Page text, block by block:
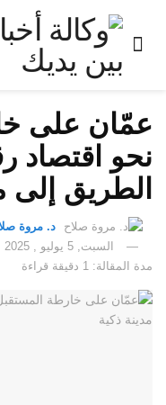
عمّان على
نحو اقتصاد
الطريق إلى
د. مروة
السبت, 5 يوليو , 2025 الساعة 10:02 مساءً (مكة المكرمة)
مدة المقالة: 1 دقيقة قراءة